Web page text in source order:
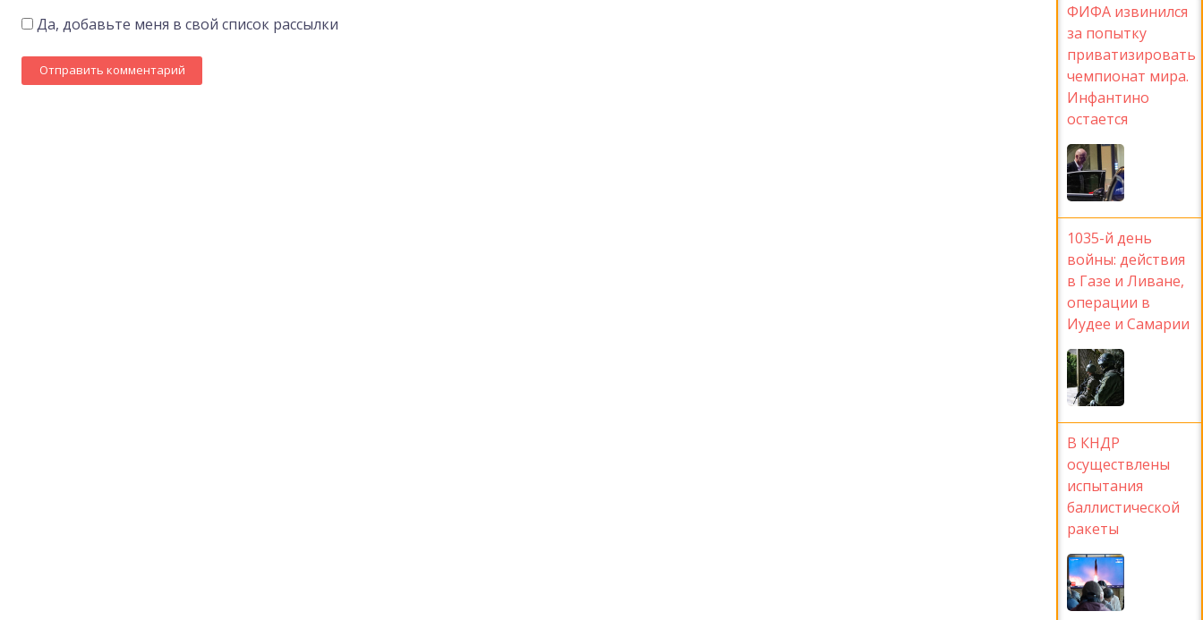
Да, добавьте меня в свой список рассылки
ФИФА извинился
за попытку
приватизировать
чемпионат мира.
Инфантино
остается
1035-й день
войны: действия
в Газе и Ливане,
операции в
Иудее и Самарии
В КНДР
осуществлены
испытания
баллистической
ракеты